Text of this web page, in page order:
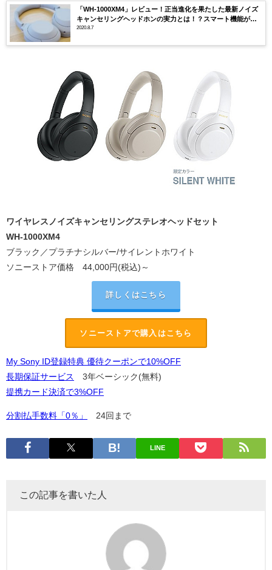
「WH-1000XM4」レビュー！正当進化を果たした最新ノイズ
キャンセリングヘッドホンの実力とは！？スマート機能がス
ゴいぞ！！
2020.8.7
ワイヤレスノイズキャンセリングステレオヘッドセット
WH-1000XM4
ブラック／プラチナシルバー/サイレントホワイト
ソニーストア価格 44,000円(税込)～
詳しくはこちら
ソニーストアで購入はこちら
My Sony ID登録特典 優待クーポンで10%OFF
長期保証サービス
3年ベーシック(無料)
提携カード決済で3%OFF
分割払手数料「0％」 24回まで
LINE
この記事を書いた人